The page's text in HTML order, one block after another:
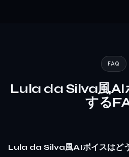
FAQ
Lula da Silva風AI
する
Lula da Silva風AIボイスはど